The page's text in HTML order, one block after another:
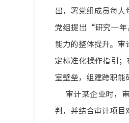
出，署党组成员每
党组提出“研究一年
能力的整体提升。
定标准化操作指引
室壁垒，组建跨职
审计某企业时，
判，并结合审计项